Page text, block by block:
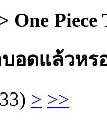
One
อดแล้วหร
> >>